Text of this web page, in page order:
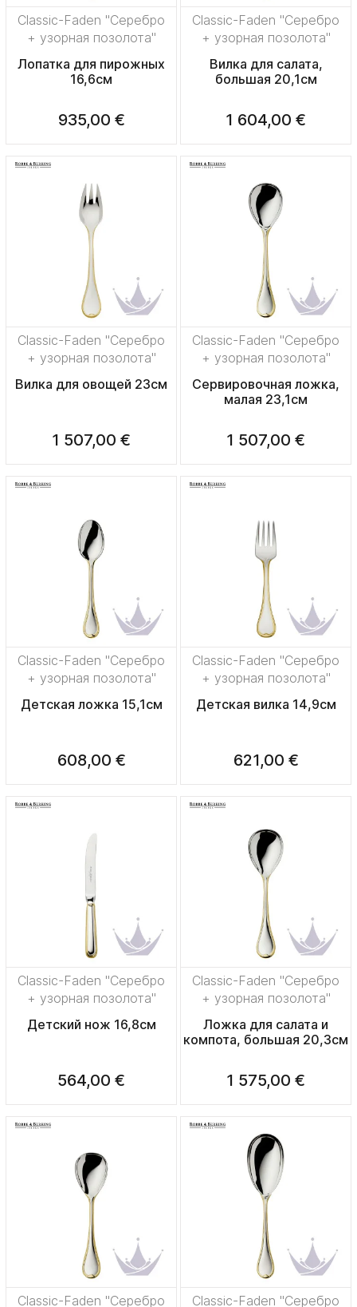
Classic-Faden "Серебро
+ узорная позолота"
Лопатка для пирожных
16,6см
935,00 €
Classic-Faden "Серебро
+ узорная позолота"
Вилка для салата,
большая 20,1см
1 604,00 €
Classic-Faden "Серебро
+ узорная позолота"
Вилка для овощей 23см
1 507,00 €
Classic-Faden "Серебро
+ узорная позолота"
Сервировочная ложка,
малая 23,1см
1 507,00 €
Classic-Faden "Серебро
+ узорная позолота"
Детская ложка 15,1см
608,00 €
Classic-Faden "Серебро
+ узорная позолота"
Детская вилка 14,9см
621,00 €
Classic-Faden "Серебро
+ узорная позолота"
Детский нож 16,8см
564,00 €
Classic-Faden "Серебро
+ узорная позолота"
Ложка для салата и
компота, большая 20,3см
1 575,00 €
Classic-Faden "Серебро Classic-Faden "Серебро